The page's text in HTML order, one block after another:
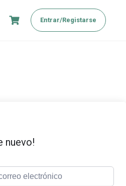
Entrar/Registarse
nuevo!